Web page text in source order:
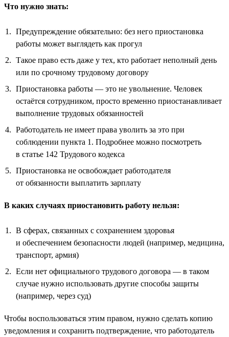
Что нужно знать:
Предупреждение обязательно: без него приостановка
работы может выглядеть как прогул
Такое право есть даже у тех, кто работает неполный день
или по срочному трудовому договору
Приостановка работы — это не увольнение. Человек
остаётся сотрудником, просто временно приостанавливает
выполнение трудовых обязанностей
Работодатель не имеет права уволить за это при
соблюдении пункта 1. Подробнее можно посмотреть
в статье 142 Трудового кодекса
Приостановка не освобождает работодателя
от обязанности выплатить зарплату
В каких случаях приостановить работу нельзя:
В сферах, связанных с сохранением здоровья
и обеспечением безопасности людей (например, медицина,
транспорт, армия)
Если нет официального трудового договора — в таком
случае нужно использовать другие способы защиты
(например, через суд)
Чтобы воспользоваться этим правом, нужно сделать копию
уведомления и сохранить подтверждение, что работодатель